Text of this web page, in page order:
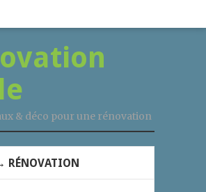
& déco pour une rénovation
RÉNOVATION